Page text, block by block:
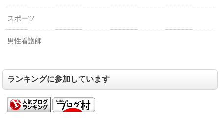
スポーツ
男性看護師
ランキングに参加しています